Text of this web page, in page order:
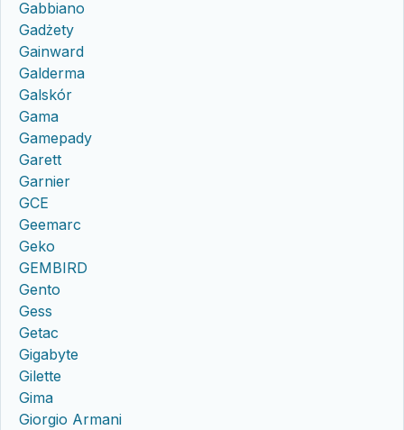
Gabbiano
Gadżety
Gainward
Galderma
Galskór
Gama
Gamepady
Garett
Garnier
GCE
Geemarc
Geko
GEMBIRD
Gento
Gess
Getac
Gigabyte
Gilette
Gima
Giorgio Armani